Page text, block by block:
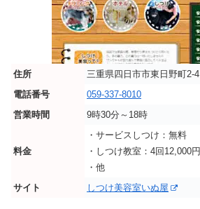
住所
三重県四日市市東日野町2-4
電話番号
059-337-8010
営業時間
9時30分～18時
料金
・サービスしつけ：無料
・しつけ教室：4回12,000円
・他
サイト
しつけ美容室いぬ屋